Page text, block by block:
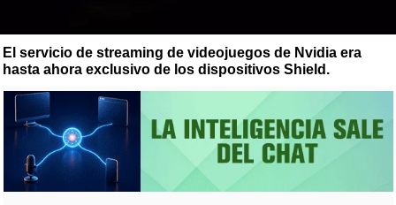
El servicio de streaming de videojuegos de Nvidia era
hasta ahora exclusivo de los dispositivos Shield.